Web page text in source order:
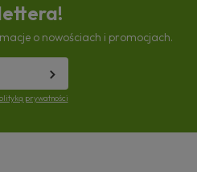
o nowościach i promocjach.
prywatności